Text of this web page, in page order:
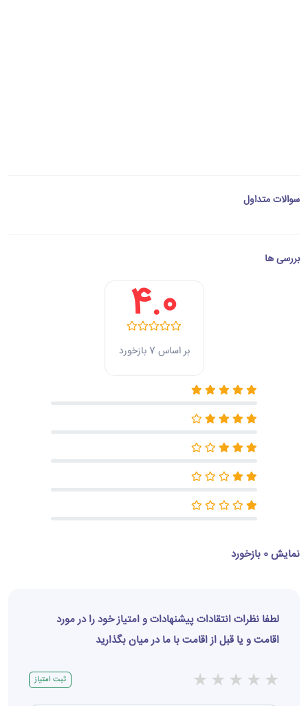
سوالات متداول
بررسی ها
4.0
بر اساس 7 بازخورد
نمایش 0 بازخورد
لطفا نظرات انتقادات پیشنهادات و امتیاز خود را در مورد
اقامت و یا قبل از اقامت با ما در میان بگذارید
★
★
★
★
★ ثبت امتیاز